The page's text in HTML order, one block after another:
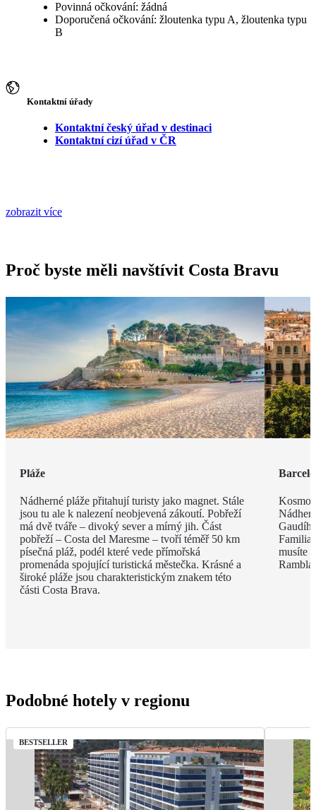
Povinná očkování: žádná
Doporučená očkování: žloutenka typu A, žloutenka typu
B
Kontaktní úřady
Kontaktní český úřad v destinaci
Kontaktní cizí úřad v ČR
zobrazit více
Proč byste měli navštívit Costa Bravu
Pláže
Nádherné pláže přitahují turisty jako magnet. Stále
jsou tu ale k nalezení neobjevená zákoutí. Pobřeží
má dvě tváře – divoký sever a mírný jih. Část
pobřeží – Costa del Maresme – tvoří téměř 50 km
písečná pláž, podél které vede přímořská
promenáda spojující turistická městečka. Krásné a
široké pláže jsou charakteristickým znakem této
části Costa Brava.
Familia
musíte
Podobné hotely v regionu
BESTSELLER